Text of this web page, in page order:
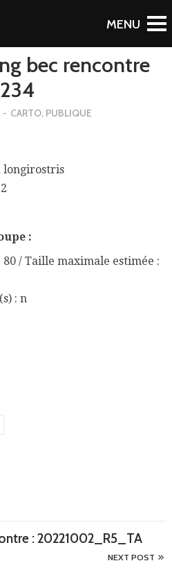
bec rencontre
234
- CARTO, PUBLIQUE
longirostris
:
/ Taille maximale estimée :
: n
: 20221002_R5_TA
NEXT POST